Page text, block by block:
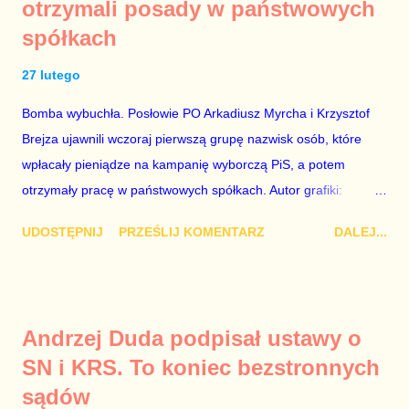
rządzącej i – przynajmniej formalnie – drugiej osoby w
państwie, sprawy prywatne nie tylko stają się publiczne, ale też
całego państwa. Zastrzeżenie „jeśli są prawdziwe” jest
konieczne, ponieważ mamy do czynienia z medium o
wyjątkowo wątpliwej reputacji, ale mimo upływu czasu,
informacje nie zostały w żaden sposób zdementowane, a
oskarżany polityk milczy. Tygod...
otrzymali posady w państwowych
spółkach
27 lutego
Bomba wybuchła. Posłowie PO Arkadiusz Myrcha i Krzysztof
Brejza ujawnili wczoraj pierwszą grupę nazwisk osób, które
wpłacały pieniądze na kampanię wyborczą PiS, a potem
otrzymały pracę w państwowych spółkach. Autor grafiki:
polityków PO na ten temat. Pokazanie kilkunastu przypadków
PiS, a następnie uzyskują stanowiska w spółkach Skarbu
Państwa ze względu na to, że partia PiS obsadziła zarządy
tych spółek i wymienia profesjonalistów na kadry partyjne.
UDOSTĘPNIJ PRZEŚLIJ KOMENTARZ DALEJ...
Andrzej Duda podpisał ustawy o
SN i KRS. To koniec bezstronnych
sądów